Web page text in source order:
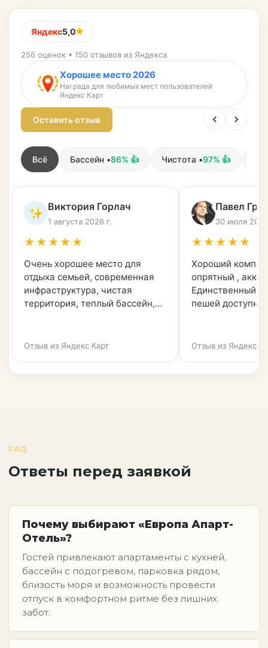
FAQ
Ответы перед заявкой
Почему выбирают «Европа Апарт-
Отель»?
Гостей привлекают апартаменты с кухней,
бассейн с подогревом, парковка рядом,
близость моря и возможность провести
отпуск в комфортном ритме без лишних
забот.